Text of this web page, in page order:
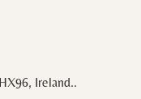
Ireland..